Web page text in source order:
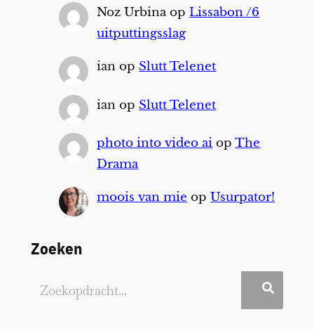
Noz UrbinaopLissabon /6
uitputtingsslag
ian op Slutt Telenet
ian op Slutt Telenet
photo into video ai opThe
Drama
moois van mie opUsurpator!
Zoeken